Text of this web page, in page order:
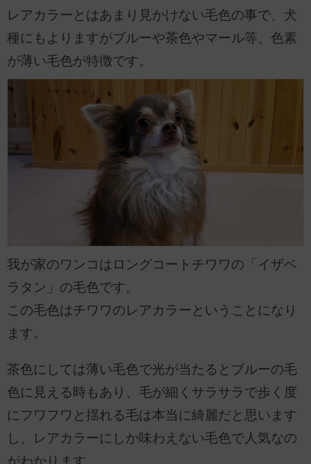
レアカラーとはあまり見かけない毛色の事で、犬
種にもよりますがブルーや茶色やマール等、色素
が薄い毛色が特徴です。
我が家のワンコはロングコートチワワの「イザベ
ラタン」の毛色です。
この毛色はチワワのレアカラーということになり
ます。
茶色にしては薄い毛色で光が当たるとブルーの毛
色に見える時もあり、毛が細くサラサラで歩く度
にフワフワと揺れる毛は本当に綺麗だと思います
し、レアカラーにしか味わえない毛色で人気なの
がわかります。